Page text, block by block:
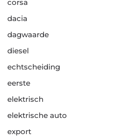
corsa
dacia
dagwaarde
diesel
echtscheiding
eerste
elektrisch
elektrische auto
export